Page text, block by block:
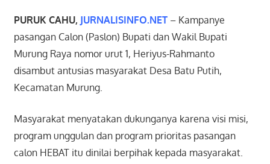
PURUK CAHU, JURNALISINFO.NET– Kampanye
pasangan Calon (Paslon) Bupati dan Wakil Bupati
Murung Raya nomor urut 1, Heriyus-Rahmanto
disambut antusias masyarakat Desa Batu Putih,
Kecamatan Murung.
Masyarakat menyatakan dukunganya karena visi misi,
program unggulan dan program prioritas pasangan
calon HEBAT itu dinilai berpihak kepada masyarakat.